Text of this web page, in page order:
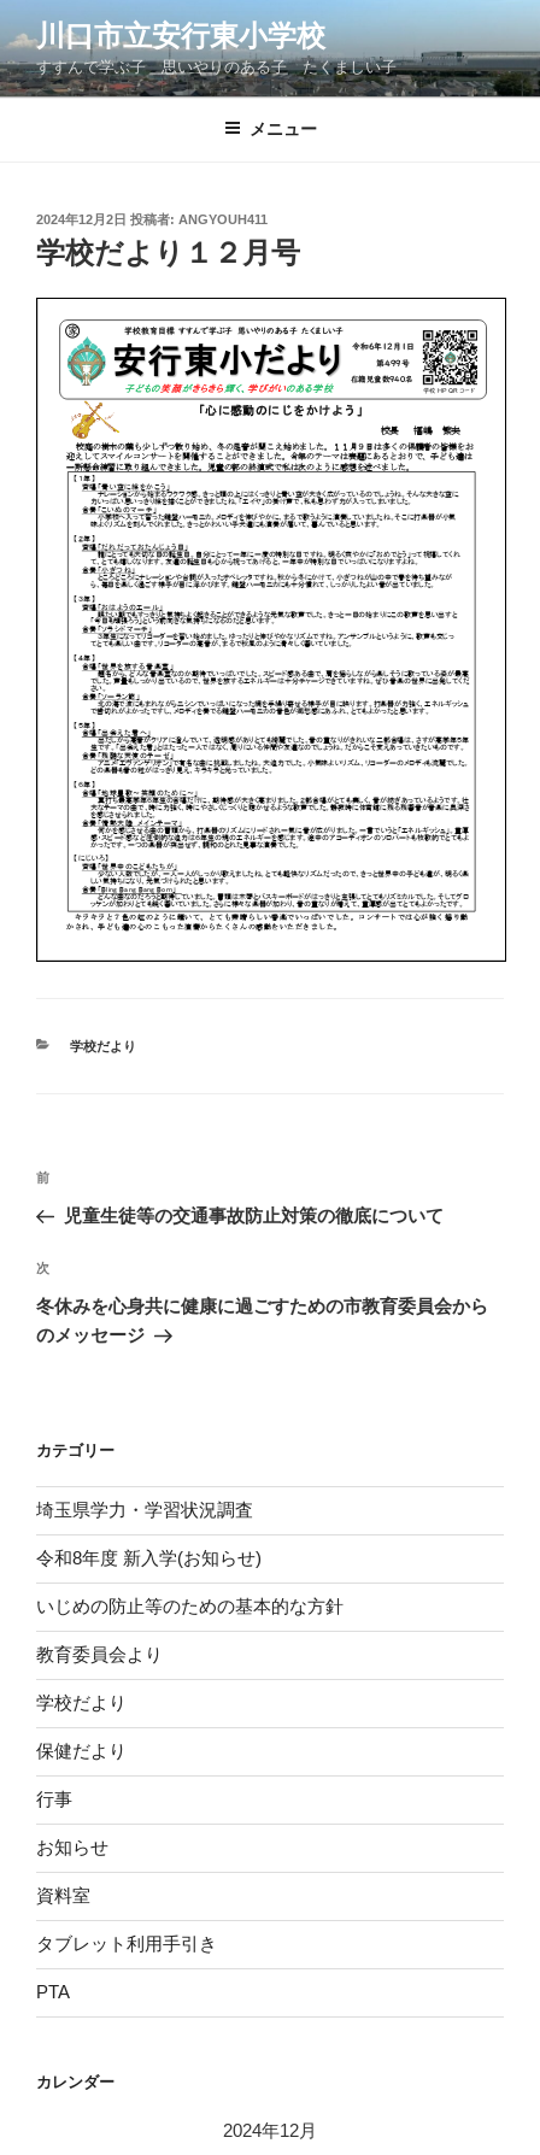
ン
テ
ン
川口市立安行東小学校
すすんで学ぶ子 思いやりのある子 たくましい子
メニュー
投
稿
日:
2024年12月2日 投稿者: ANGYOUH411
学校だより１２月号
カ
学校だより
投
ナ
ビ
ゲ
ー
前
の
稿
前
児童生徒等の交通事故防止対策の徹底について
次
の
投
次
冬休みを心身共に健康に過ごすための市教育委員会から
のメッセージ
カテゴリー
埼玉県学力・学習状況調査
令和8年度 新入学(お知らせ)
いじめの防止等のための基本的な方針
教育委員会より
学校だより
保健だより
行事
お知らせ
資料室
タブレット利用手引き
PTA
カレンダー
2024年12月